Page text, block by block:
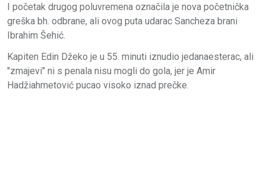
I početak drugog poluvremena označila je nova početnička
greška bh. odbrane, ali ovog puta udarac Sancheza brani
Ibrahim Šehić.
Kapiten Edin Džeko je u 55. minuti iznudio jedanaesterac, ali
"zmajevi" ni s penala nisu mogli do gola, jer je Amir
Hadžiahmetović pucao visoko iznad prečke.